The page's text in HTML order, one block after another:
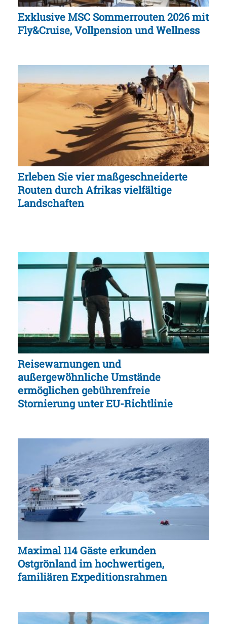
Exklusive MSC Sommerrouten 2026 mit
Fly&Cruise, Vollpension und Wellness
Erleben Sie vier maßgeschneiderte
Routen durch Afrikas vielfältige
Landschaften
Reisewarnungen und
außergewöhnliche Umstände
ermöglichen gebührenfreie
Stornierung unter EU-Richtlinie
Maximal 114 Gäste erkunden
Ostgrönland im hochwertigen,
familiären Expeditionsrahmen